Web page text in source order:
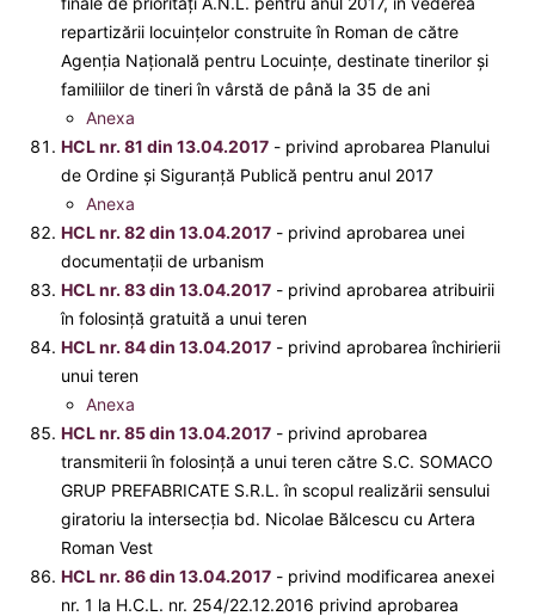
repartizării locuinţelor construite în Roman de către
Agenţia Naţională pentru Locuinţe, destinate tinerilor şi
familiilor de tineri în vârstă de până la 35 de ani
Anexa
HCL nr. 81 din 13.04.2017 - privind aprobarea Planului
de Ordine şi Siguranţă Publică pentru anul 2017
Anexa
HCL nr. 82 din 13.04.2017 - privind aprobarea unei
documentaţii de urbanism
HCL nr. 83 din 13.04.2017 - privind aprobarea atribuirii
în folosință gratuită a unui teren
HCL nr. 84 din 13.04.2017 - privind aprobarea închirierii
unui teren
Anexa
HCL nr. 85 din 13.04.2017 - privind aprobarea
transmiterii în folosință a unui teren către S.C. SOMACO
GRUP PREFABRICATE S.R.L. în scopul realizării sensului
giratoriu la intersecția bd. Nicolae Bălcescu cu Artera
Roman Vest
HCL nr. 86 din 13.04.2017 - privind modificarea anexei
nr. 1 la H.C.L. nr. 254/22.12.2016 privind aprobarea